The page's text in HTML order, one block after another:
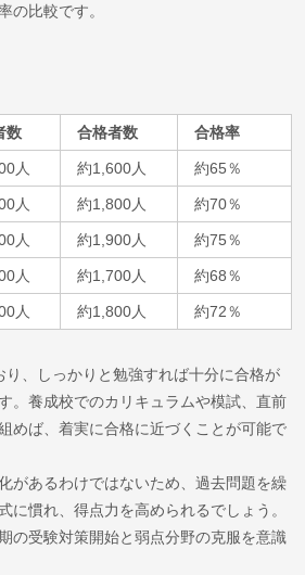
の比較です。
数 合格者数 合格率
人 約1,600人 約65％
人 約1,800人 約70％
人 約1,900人 約75％
人 約1,700人 約68％
人 約1,800人 約72％
、しっかりと勉強すれば十分に合格が
。養成校でのカリキュラムや模試、直前
めば、着実に合格に近づくことが可能で
があるわけではないため、過去問題を繰
に慣れ、得点力を高められるでしょう。
の受験対策開始と弱点分野の克服を意識